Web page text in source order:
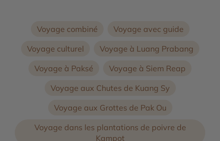
Voyage combiné
Voyage avec guide
Voyage culturel
Voyage à Luang Prabang
Voyage à Paksé
Voyage à Siem Reap
Voyage aux Chutes de Kuang Sy
Voyage aux Grottes de Pak Ou
Voyage dans les plantations de poivre de
Kampot